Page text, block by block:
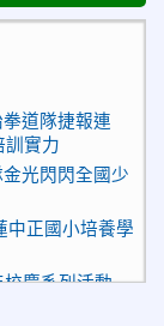
實力
光閃閃全國少
正國小培養學
譜「時光樂